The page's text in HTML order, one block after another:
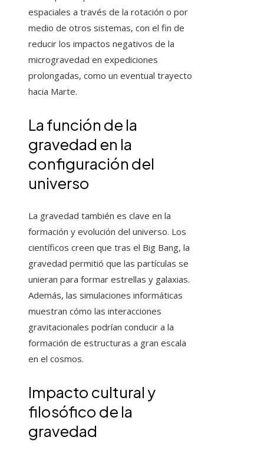
espaciales a través de la rotación o por
medio de otros sistemas, con el fin de
reducir los impactos negativos de la
microgravedad en expediciones
prolongadas, como un eventual trayecto
hacia Marte.
La función de la
gravedad en la
configuración del
universo
La gravedad también es clave en la
formación y evolución del universo. Los
científicos creen que tras el Big Bang, la
gravedad permitió que las partículas se
unieran para formar estrellas y galaxias.
Además, las simulaciones informáticas
muestran cómo las interacciones
gravitacionales podrían conducir a la
formación de estructuras a gran escala
en el cosmos.
Impacto cultural y
filosófico de la
gravedad